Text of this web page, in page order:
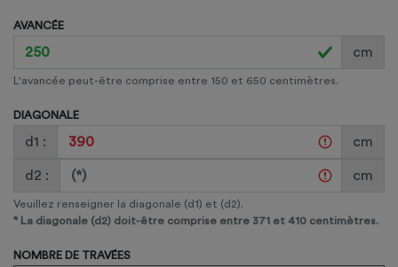
AVANCÉE
cm
L'avancée peut-être comprise entre 150 et 650 centimètres.
DIAGONALE
d1 : cm
d2 : cm
Veuillez renseigner la diagonale (d1) et (d2).
* La diagonale (d2) doit-être comprise entre 371 et 410 centimètres.
NOMBRE DE TRAVÉES